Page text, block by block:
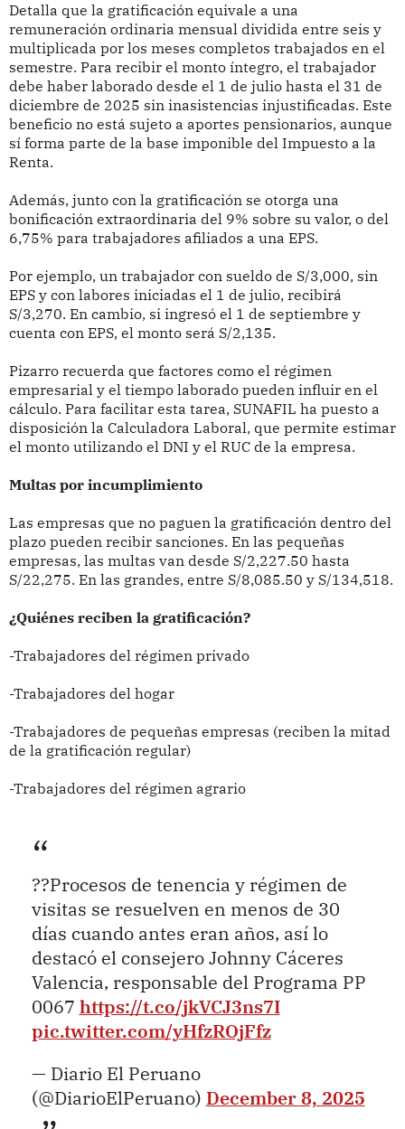
Detalla que la gratificación equivale a una
remuneración ordinaria mensual dividida entre seis y
multiplicada por los meses completos trabajados en el
semestre. Para recibir el monto íntegro, el trabajador
debe haber laborado desde el 1 de julio hasta el 31 de
diciembre de 2025 sin inasistencias injustificadas. Este
beneficio no está sujeto a aportes pensionarios, aunque
sí forma parte de la base imponible del Impuesto a la
Renta.
Además, junto con la gratificación se otorga una
bonificación extraordinaria del 9% sobre su valor, o del
6,75% para trabajadores afiliados a una EPS.
Por ejemplo, un trabajador con sueldo de S/3,000, sin
EPS y con labores iniciadas el 1 de julio, recibirá
S/3,270. En cambio, si ingresó el 1 de septiembre y
cuenta con EPS, el monto será S/2,135.
Pizarro recuerda que factores como el régimen
empresarial y el tiempo laborado pueden influir en el
cálculo. Para facilitar esta tarea, SUNAFIL ha puesto a
disposición la Calculadora Laboral, que permite estimar
el monto utilizando el DNI y el RUC de la empresa.
Multas por incumplimiento
Las empresas que no paguen la gratificación dentro del
plazo pueden recibir sanciones. En las pequeñas
empresas, las multas van desde S/2,227.50 hasta
S/22,275. En las grandes, entre S/8,085.50 y S/134,518.
¿Quiénes reciben la gratificación?
-Trabajadores del régimen privado
-Trabajadores del hogar
-Trabajadores de pequeñas empresas (reciben la mitad
de la gratificación regular)
-Trabajadores del régimen agrario
??Procesos de tenencia y régimen de
visitas se resuelven en menos de 30
días cuando antes eran años, así lo
destacó el consejero Johnny Cáceres
Valencia, responsable del Programa PP
0067 https://t.co/jkVCJ3ns7I
pic.twitter.com/yHfzROjFfz
— Diario El Peruano
(@DiarioElPeruano) December 8, 2025